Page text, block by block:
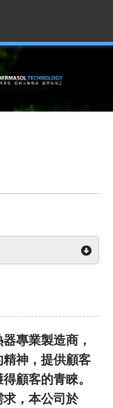
專業製造商，
神，提供顧客
顧客的青睞。
，本公司於